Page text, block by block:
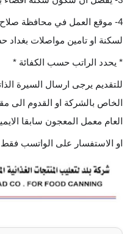
4- موقع العمل في محافظة
لسكنة او تامين مواصلات بغداد
* يحدد الراتب حسب الكفائة *
للتقديم يرجى ارسال السيرة
الخاص بالشركة او القدوم الى
العام معمل المعجون سابقا
او الاستفسار على الواتسب فقط